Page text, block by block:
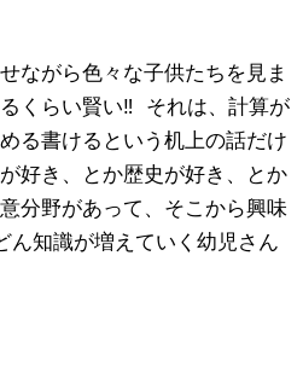
ながら色々な子供たちを見ま
くらい賢い‼️ それは、計算が
る書けるという机上の話だけ
好き、とか歴史が好き、とか
分野があって、そこから興味
知識が増えていく幼児さん